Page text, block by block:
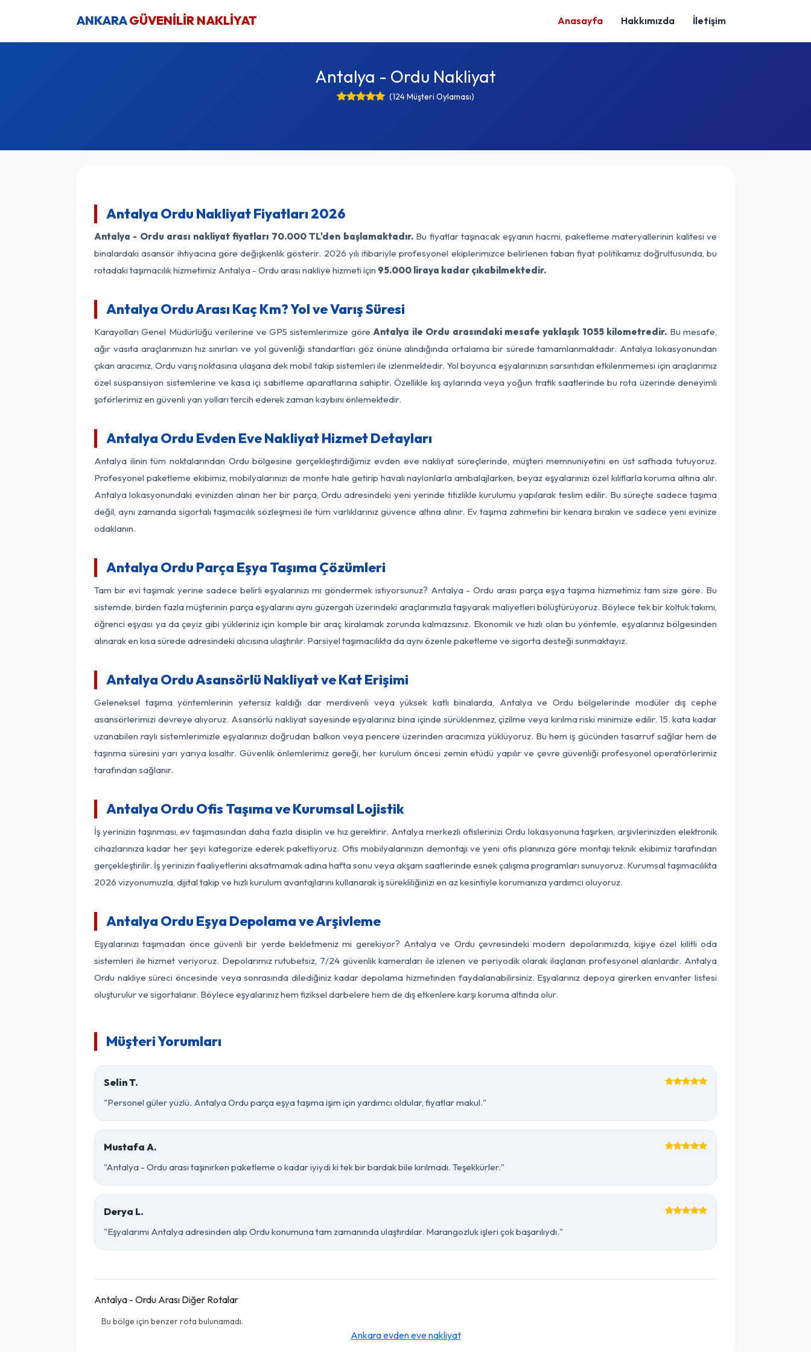
ANKARAGÜVENİLİR NAKLİYAT Anasayfa Hakkımızda İletişim
Antalya - Ordu Nakliyat
(124 Müşteri Oylaması)
Antalya Ordu Nakliyat Fiyatları 2026
Antalya - Ordu arası nakliyat fiyatları 70.000 TL'den başlamaktadır.Bu fiyatlar taşınacak eşyanın hacmi, paketleme materyallerinin kalitesi ve
binalardaki asansör ihtiyacına göre değişkenlik gösterir. 2026 yılı itibariyle profesyonel ekiplerimizce belirlenen taban fiyat politikamız doğrultusunda, bu
rotadaki taşımacılık hizmetimiz Antalya - Ordu arası nakliye hizmeti için 95.000 liraya kadar çıkabilmektedir.
Antalya Ordu Arası Kaç Km? Yol ve Varış Süresi
Karayolları Genel Müdürlüğü verilerine ve GPS sistemlerimize göreAntalya ile Ordu arasındaki mesafe yaklaşık 1055 kilometredir. Bu mesafe,
ağır vasıta araçlarımızın hız sınırları ve yol güvenliği standartları göz önüne alındığında ortalama bir sürede tamamlanmaktadır. Antalya lokasyonundan
çıkan aracımız, Ordu varış noktasına ulaşana dek mobil takip sistemleri ile izlenmektedir. Yol boyunca eşyalarınızın sarsıntıdan etkilenmemesi için araçlarımız
özel süspansiyon sistemlerine ve kasa içi sabitleme aparatlarına sahiptir. Özellikle kış aylarında veya yoğun trafik saatlerinde bu rota üzerinde deneyimli
şoförlerimiz en güvenli yan yolları tercih ederek zaman kaybını önlemektedir.
Antalya Ordu Evden Eve Nakliyat Hizmet Detayları
Antalya ilinin tüm noktalarından Ordu bölgesine gerçekleştirdiğimiz evden eve nakliyat süreçlerinde, müşteri memnuniyetini en üst safhada tutuyoruz.
Profesyonel paketleme ekibimiz, mobilyalarınızı de monte hale getirip havalı naylonlarla ambalajlarken, beyaz eşyalarınızı özel kılıflarla koruma altına alır.
Antalya lokasyonundaki evinizden alınan her bir parça, Ordu adresindeki yeni yerinde titizlikle kurulumu yapılarak teslim edilir. Bu süreçte sadece taşıma
değil, aynı zamanda sigortalı taşımacılık sözleşmesi ile tüm varlıklarınız güvence altına alınır. Ev taşıma zahmetini bir kenara bırakın ve sadece yeni evinize
odaklanın.
Antalya Ordu Parça Eşya Taşıma Çözümleri
Tam bir evi taşımak yerine sadece belirli eşyalarınızı mı göndermek istiyorsunuz? Antalya - Ordu arası parça eşya taşıma hizmetimiz tam size göre. Bu
sistemde, birden fazla müşterinin parça eşyalarını aynı güzergah üzerindeki araçlarımızla taşıyarak maliyetleri bölüştürüyoruz. Böylece tek bir koltuk takımı,
öğrenci eşyası ya da çeyiz gibi yükleriniz için komple bir araç kiralamak zorunda kalmazsınız. Ekonomik ve hızlı olan bu yöntemle, eşyalarınız bölgesinden
alınarak en kısa sürede adresindeki alıcısına ulaştırılır. Parsiyel taşımacılıkta da aynı özenle paketleme ve sigorta desteği sunmaktayız.
Antalya Ordu Asansörlü Nakliyat ve Kat Erişimi
Geleneksel taşıma yöntemlerinin yetersiz kaldığı dar merdivenli veya yüksek katlı binalarda, Antalya ve Ordu bölgelerinde modüler dış cephe
asansörlerimizi devreye alıyoruz. Asansörlü nakliyat sayesinde eşyalarınız bina içinde sürüklenmez, çizilme veya kırılma riski minimize edilir. 15. kata kadar
uzanabilen raylı sistemlerimizle eşyalarınızı doğrudan balkon veya pencere üzerinden aracımıza yüklüyoruz. Bu hem iş gücünden tasarruf sağlar hem de
taşınma süresini yarı yarıya kısaltır. Güvenlik önlemlerimiz gereği, her kurulum öncesi zemin etüdü yapılır ve çevre güvenliği profesyonel operatörlerimiz
tarafından sağlanır.
Antalya Ordu Ofis Taşıma ve Kurumsal Lojistik
İş yerinizin taşınması, ev taşımasından daha fazla disiplin ve hız gerektirir. Antalya merkezli ofislerinizi Ordu lokasyonuna taşırken, arşivlerinizden elektronik
cihazlarınıza kadar her şeyi kategorize ederek paketliyoruz. Ofis mobilyalarınızın demontajı ve yeni ofis planınıza göre montajı teknik ekibimiz tarafından
gerçekleştirilir. İş yerinizin faaliyetlerini aksatmamak adına hafta sonu veya akşam saatlerinde esnek çalışma programları sunuyoruz. Kurumsal taşımacılıkta
2026 vizyonumuzla, dijital takip ve hızlı kurulum avantajlarını kullanarak iş sürekliliğinizi en az kesintiyle korumanıza yardımcı oluyoruz.
Antalya Ordu Eşya Depolama ve Arşivleme
Eşyalarınızı taşımadan önce güvenli bir yerde bekletmeniz mi gerekiyor? Antalya ve Ordu çevresindeki modern depolarımızda, kişiye özel kilitli oda
sistemleri ile hizmet veriyoruz. Depolarımız rutubetsiz, 7/24 güvenlik kameraları ile izlenen ve periyodik olarak ilaçlanan profesyonel alanlardır. Antalya
Ordu nakliye süreci öncesinde veya sonrasında dilediğiniz kadar depolama hizmetinden faydalanabilirsiniz. Eşyalarınız depoya girerken envanter listesi
oluşturulur ve sigortalanır. Böylece eşyalarınız hem fiziksel darbelere hem de dış etkenlere karşı koruma altında olur.
Müşteri Yorumları
Selin T.
"Personel güler yüzlü. Antalya Ordu parça eşya taşıma işim için yardımcı oldular, fiyatlar makul."
Mustafa A.
"Antalya - Ordu arası taşınırken paketleme o kadar iyiydi ki tek bir bardak bile kırılmadı. Teşekkürler."
Derya L.
"Eşyalarımı Antalya adresinden alıp Ordu konumuna tam zamanında ulaştırdılar. Marangozluk işleri çok başarılıydı."
Antalya - Ordu Arası Diğer Rotalar
Bu bölge için benzer rota bulunamadı.
Ankara evden eve nakliyat